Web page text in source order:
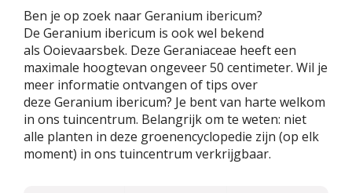
Ben je op zoek naar Geranium ibericum?
De Geranium ibericum is ook wel bekend
als Ooievaarsbek. Deze Geraniaceae heeft een
maximale hoogtevan ongeveer 50 centimeter. Wil je
meer informatie ontvangen of tips over
deze Geranium ibericum? Je bent van harte welkom
in ons tuincentrum. Belangrijk om te weten: niet
alle planten in deze groenencyclopedie zijn (op elk
moment) in ons tuincentrum verkrijgbaar.